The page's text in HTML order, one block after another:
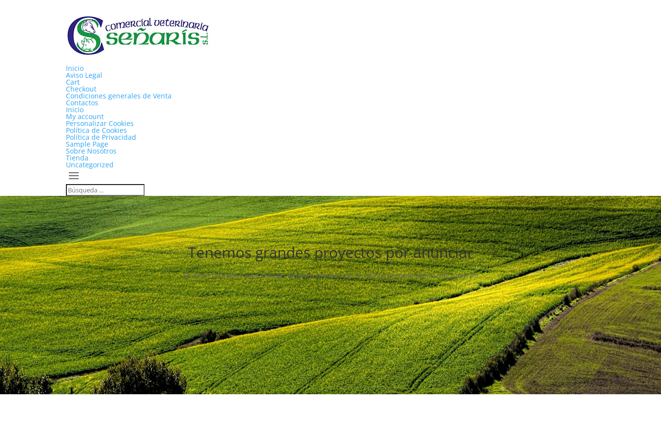
Inicio
Aviso Legal
Cart
Checkout
Condiciones generales de Venta
Contactos
Inicio
My account
Personalizar Cookies
Política de Cookies
Política de Privacidad
Sample Page
Sobre Nosotros
Tienda
Uncategorized
Tenemos grandes proyectos por anunciar
Se está cocinando algo grande. Nuestra tienda está en obras y pronto abrirá sus puertas.